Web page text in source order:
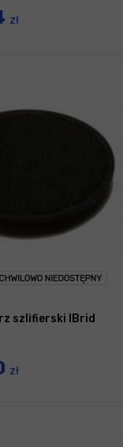
zł
szlifierski IBrid
zł